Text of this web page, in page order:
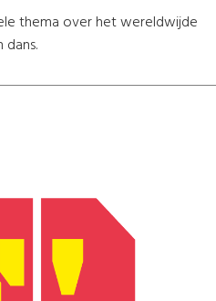
thema over het wereldwijde